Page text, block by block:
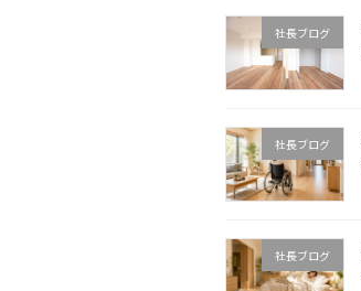
社長ブログ
社長ブログ
社長ブログ